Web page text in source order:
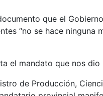
que el
“no se hace
el mandato que nos dio
de Producción,